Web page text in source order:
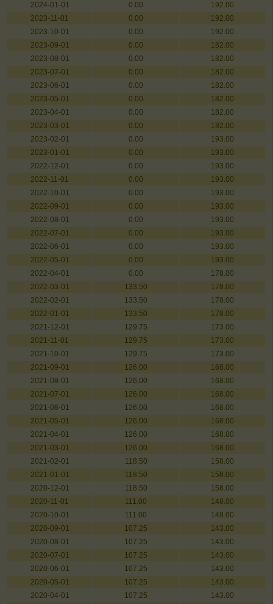
2024-01-01
0.00
192.00
2023-11-01
0.00
192.00
2023-10-01
0.00
192.00
2023-09-01
0.00
182.00
2023-08-01
0.00
182.00
2023-07-01
0.00
182.00
2023-06-01
0.00
182.00
2023-05-01
0.00
182.00
2023-04-01
0.00
182.00
2023-03-01
0.00
182.00
2023-02-01
0.00
193.00
2023-01-01
0.00
193.00
2022-12-01
0.00
193.00
2022-11-01
0.00
193.00
2022-10-01
0.00
193.00
2022-09-01
0.00
193.00
2022-08-01
0.00
193.00
2022-07-01
0.00
193.00
2022-06-01
0.00
193.00
2022-05-01
0.00
193.00
2022-04-01
0.00
178.00
2022-03-01
133.50
178.00
2022-02-01
133.50
178.00
2022-01-01
133.50
178.00
2021-12-01
129.75
173.00
2021-11-01
129.75
173.00
2021-10-01
129.75
173.00
2021-09-01
126.00
168.00
2021-08-01
126.00
168.00
2021-07-01
126.00
168.00
2021-06-01
126.00
168.00
2021-05-01
126.00
168.00
2021-04-01
126.00
168.00
2021-03-01
126.00
168.00
2021-02-01
118.50
158.00
2021-01-01
118.50
158.00
2020-12-01
118.50
158.00
2020-11-01
111.00
148.00
2020-10-01
111.00
148.00
2020-09-01
107.25
143.00
2020-08-01
107.25
143.00
2020-07-01
107.25
143.00
2020-06-01
107.25
143.00
2020-05-01
107.25
143.00
2020-04-01
107.25
143.00